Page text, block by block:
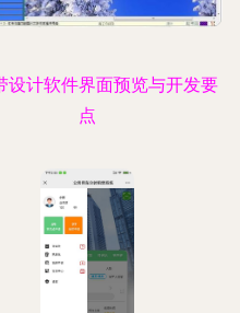
设计软件界面预览与开发要
点